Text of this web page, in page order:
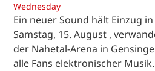
Wednesday
Ein neuer Sound hält Einzug
Samstag, 15. August ,
der Nahetal-Arena in
alle Fans elektronischer Musik.